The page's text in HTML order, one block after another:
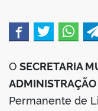
portal
O SECRETARIA
ADMINISTRAÇÃO
Permanente de